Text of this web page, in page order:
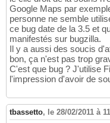
Google Maps par
personne ne semble
ce bug date de la 3.5 et
manifestés sur bugzilla.
Il y a aussi des soucis
bon, ça n'est pas trop
C'est que bug ? J'utilise
l'impression d'avoir de
tbassetto, le 28/02/2011 à